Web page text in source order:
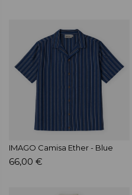
IMAGO Camisa Ether - Blue
66,00 €